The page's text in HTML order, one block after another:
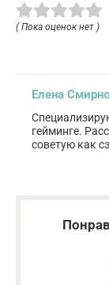
( Пока оценок нет )
Елена
гейминге.
советую как